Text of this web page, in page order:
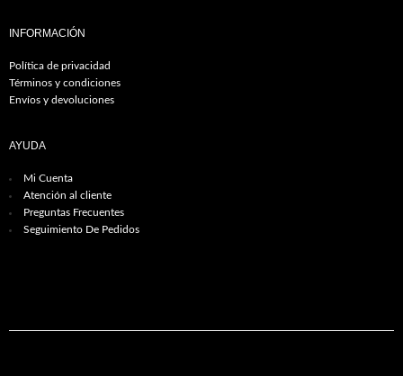
INFORMACIÓN
Política de privacidad
Términos y condiciones
Envíos y devoluciones
AYUDA
Mi Cuenta
Atención al cliente
Preguntas Frecuentes
Seguimiento De Pedidos